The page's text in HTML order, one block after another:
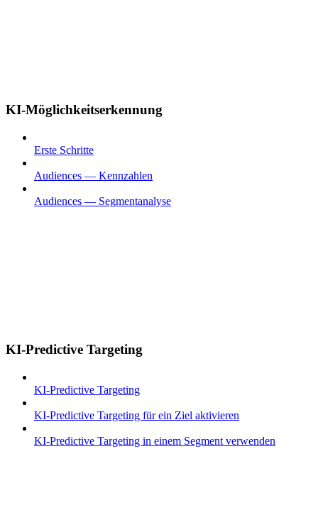
KI-Möglichkeitserkennung
Erste Schritte
Audiences — Kennzahlen
Audiences — Segmentanalyse
KI-Predictive Targeting
KI-Predictive Targeting
KI-Predictive Targeting für ein Ziel aktivieren
KI-Predictive Targeting in einem Segment verwenden